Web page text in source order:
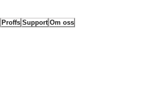
Proffs Support Om oss